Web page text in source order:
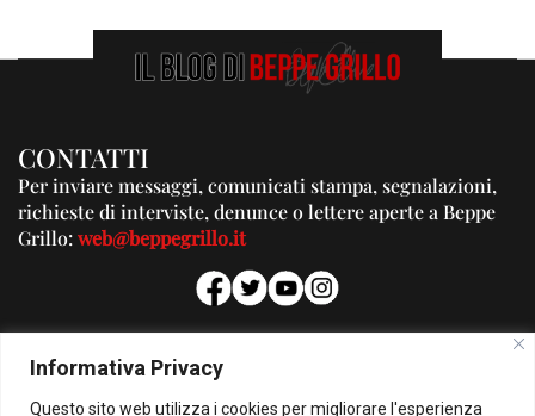
Informativa Privacy
Questo sito web utilizza i cookies per migliorare l'esperienza
CONTATTI
Per inviare messaggi, comunicati stampa, segnalazioni,
richieste di interviste, denunce o lettere aperte a Beppe
Grillo:web@beppegrillo.it
PUBBLICITA'
Per la tua pubblicità su questo Blog: